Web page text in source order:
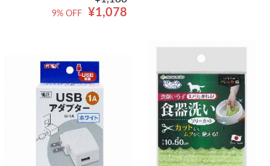
¥1,078
9% OFF